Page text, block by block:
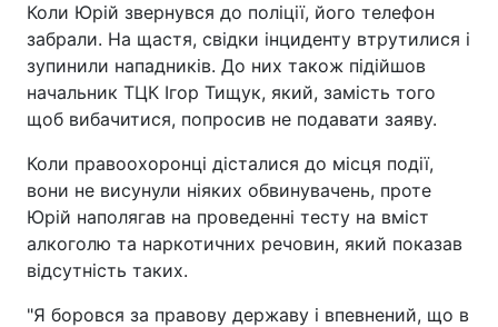
Коли Юрій звернувся до поліції, його телефон
забрали. На щастя, свідки інциденту втрутилися і
зупинили нападників. До них також підійшов
начальник ТЦК Ігор Тищук, який, замість того
щоб вибачитися, попросив не подавати заяву.
Коли правоохоронці дісталися до місця події,
вони не висунули ніяких обвинувачень, проте
Юрій наполягав на проведенні тесту на вміст
алкоголю та наркотичних речовин, який показав
відсутність таких.
"Я боровся за правову державу і впевнений, що в